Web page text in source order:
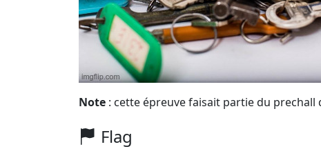
Note : cette épreuve faisait partie du prechall
Flag